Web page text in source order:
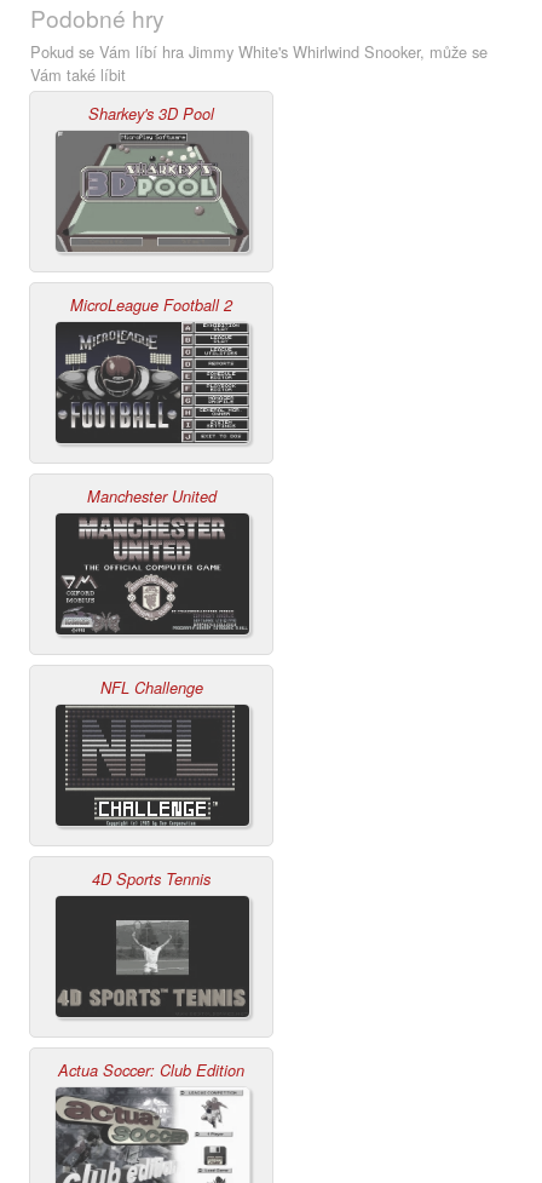
Podobné hry
Pokud se Vám líbí hra Jimmy White's Whirlwind Snooker, může se
Vám také líbit
Sharkey's 3D Pool
MicroLeague Football 2
Manchester United
NFL Challenge
4D Sports Tennis
Actua Soccer: Club Edition